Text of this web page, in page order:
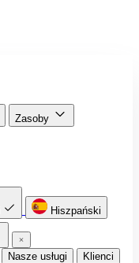
Zasoby
Hiszpański
Nasze usługi
Klienci